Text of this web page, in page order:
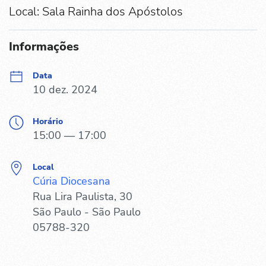
Local: Sala Rainha dos Apóstolos
Informações
Data
10 dez. 2024
Horário
15:00 — 17:00
Local
Cúria Diocesana
Rua Lira Paulista, 30
São Paulo - São Paulo
05788-320